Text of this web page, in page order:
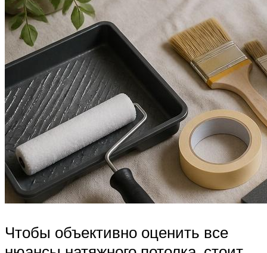
Чтобы объективно оценить все